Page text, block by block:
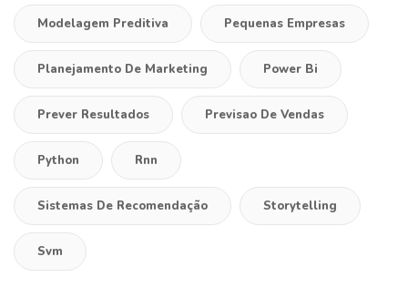
Modelagem Preditiva Pequenas Empresas
Planejamento De Marketing Power Bi
Prever Resultados Previsao De Vendas
Python Rnn
Sistemas De Recomendação Storytelling
Svm